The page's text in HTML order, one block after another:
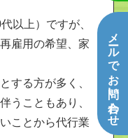
以上）ですが、
雇用の希望、家
する方が多く、
うこともあり、
ことから代行業
メールでお問い合わせ